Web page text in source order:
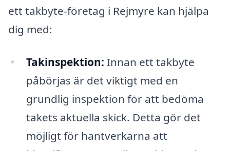
ett takbyte-företag i Rejmyre kan hjälpa
dig med:
Takinspektion: Innan ett takbyte
påbörjas är det viktigt med en
grundlig inspektion för att bedöma
takets aktuella skick. Detta gör det
möjligt för hantverkarna att